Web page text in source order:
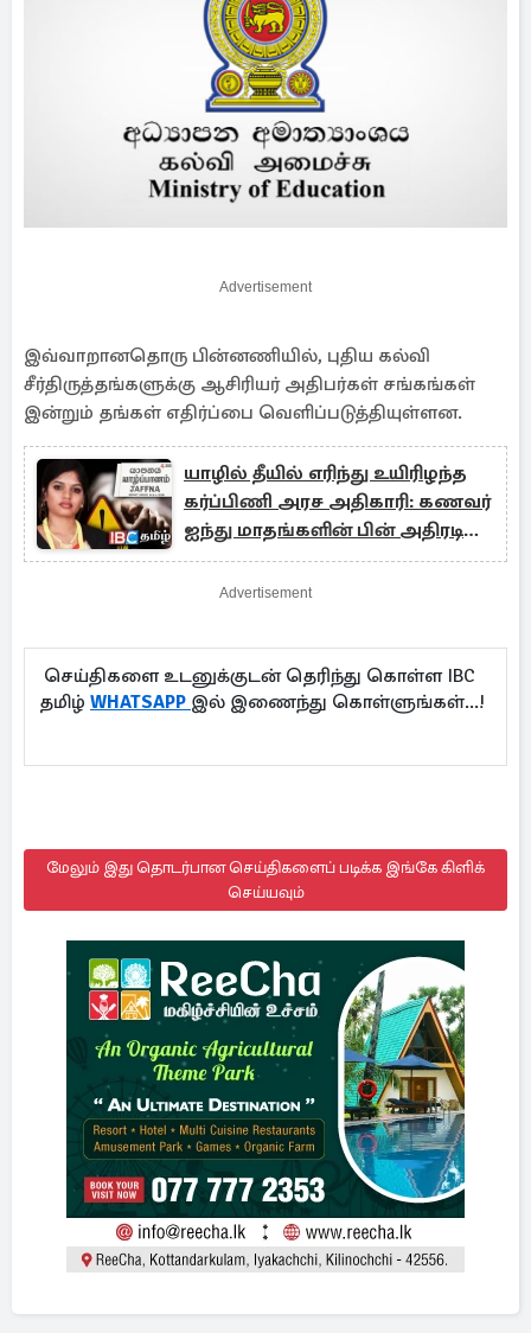
Advertisement
இவ்வாறானதொரு பின்னணியில், புதிய கல்வி
சீர்திருத்தங்களுக்கு ஆசிரியர் அதிபர்கள் சங்கங்கள்
இன்றும் தங்கள் எதிர்ப்பை வெளிப்படுத்தியுள்ளன.
யாழில் தீயில் எரிந்து உயிரிழந்த
கர்ப்பிணி அரச அதிகாரி: கணவர்
ஐந்து மாதங்களின் பின் அதிரடி
கைது
Advertisement
செய்திகளை உடனுக்குடன் தெரிந்து கொள்ள IBC
தமிழ் WHATSAPP இல் இணைந்து கொள்ளுங்கள்...!
மேலும் இது தொடர்பான செய்திகளைப் படிக்க இங்கே கிளிக்
செய்யவும்